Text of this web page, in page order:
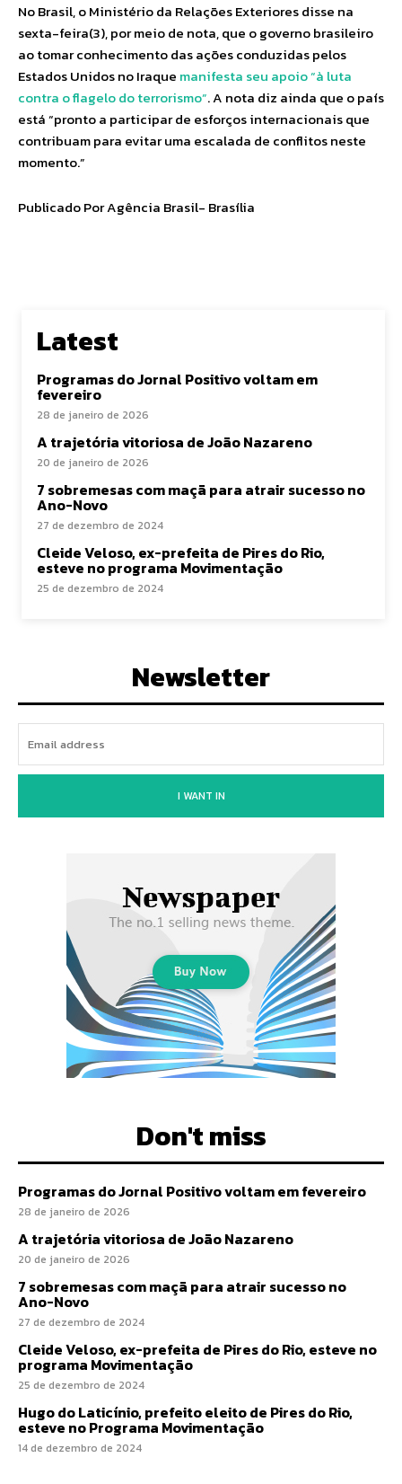
No Brasil, o Ministério da Relações Exteriores disse na
sexta-feira(3), por meio de nota, que o governo brasileiro
ao tomar conhecimento das ações conduzidas pelos
Estados Unidos no Iraque manifesta seu apoio “à luta
contra o flagelo do terrorismo”. A nota diz ainda que o país
está “pronto a participar de esforços internacionais que
contribuam para evitar uma escalada de conflitos neste
momento.”
Publicado Por Agência Brasil- Brasília
Latest
Programas do Jornal Positivo voltam em
fevereiro
28 de janeiro de 2026
A trajetória vitoriosa de João Nazareno
20 de janeiro de 2026
7 sobremesas com maçã para atrair sucesso no
Ano-Novo
27 de dezembro de 2024
Cleide Veloso, ex-prefeita de Pires do Rio,
esteve no programa Movimentação
25 de dezembro de 2024
Newsletter
I WANT IN
Don't miss
Programas do Jornal Positivo voltam em fevereiro
28 de janeiro de 2026
A trajetória vitoriosa de João Nazareno
20 de janeiro de 2026
7 sobremesas com maçã para atrair sucesso no
Ano-Novo
27 de dezembro de 2024
Cleide Veloso, ex-prefeita de Pires do Rio, esteve no
programa Movimentação
25 de dezembro de 2024
Hugo do Laticínio, prefeito eleito de Pires do Rio,
esteve no Programa Movimentação
14 de dezembro de 2024